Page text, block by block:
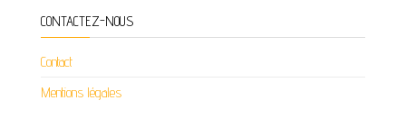
CONTACTEZ-NOUS
Contact
Mentions légales